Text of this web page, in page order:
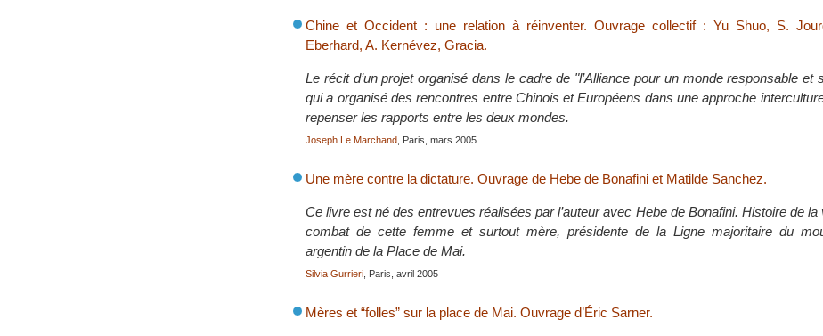
Chine et Occident : une relation à réinventer. Ouvrage collectif : Yu Shuo, S.
Eberhard, A. Kernévez, Gracia.
Le récit d’un projet organisé dans le cadre de "l’Alliance pour un monde responsable et
qui a organisé des rencontres entre Chinois et Européens dans une approche
repenser les rapports entre les deux mondes.
Joseph Le Marchand , Paris, mars 2005
Une mère contre la dictature. Ouvrage de Hebe de Bonafini et Matilde Sanchez.
Ce livre est né des entrevues réalisées par l’auteur avec Hebe de Bonafini. Histoire de la
combat de cette femme et surtout mère, présidente de la Ligne majoritaire du
argentin de la Place de Mai.
Silvia Gurrieri , Paris, avril 2005
Mères et “folles” sur la place de Mai. Ouvrage d’Éric Sarner.